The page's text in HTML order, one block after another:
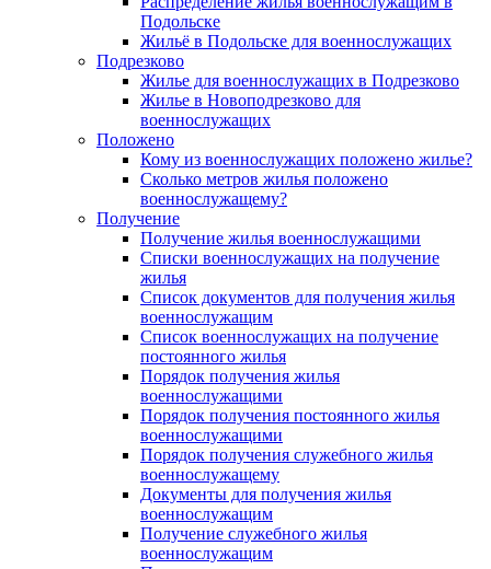
Подольске
Жильё в Подольске для военнослужащих
Подрезково
Жилье для военнослужащих в Подрезково
Жилье в Новоподрезково для
военнослужащих
Положено
Кому из военнослужащих положено жилье?
Сколько метров жилья положено
военнослужащему?
Получение
Получение жилья военнослужащими
Списки военнослужащих на получение
жилья
Список документов для получения жилья
военнослужащим
Список военнослужащих на получение
постоянного жилья
Порядок получения жилья
военнослужащими
Порядок получения постоянного жилья
военнослужащими
Порядок получения служебного жилья
военнослужащему
Документы для получения жилья
военнослужащим
Получение служебного жилья
военнослужащим